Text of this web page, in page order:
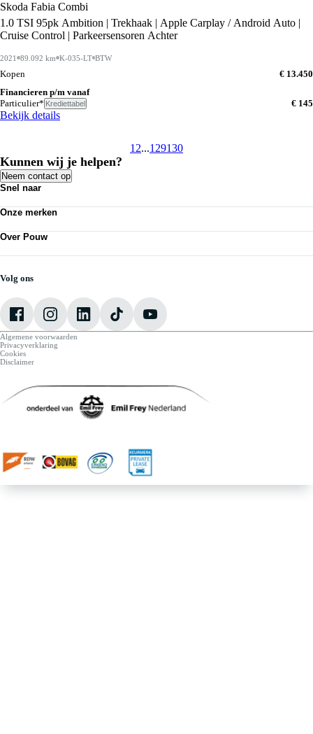
Skoda Fabia Combi
1.0 TSI 95pk Ambition | Trekhaak | Apple Carplay / Android Auto |
Cruise Control | Parkeersensoren Achter
2021 89.092 km K-035-LT BTW
Kopen
€ 13.450
Financieren p/m vanaf
Particulier* Krediettabel € 145
Bekijk details
1 2...129130
Kunnen wij je helpen?
Neem contact op
Snel naar
Bedrijfswagens
Nieuws
Vestigingen
Onze merken
Audi
Škoda
VW Bedrijfswagens
Over Pouw
Over Pouw
Vacatures
Volg ons
Algemene voorwaarden
Privacyverklaring
Cookies
Disclaimer